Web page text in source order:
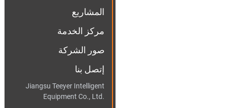
المشاريع
مركز الخدمة
صور الشركة
إتصل بنا
Jiangsu Teeyer Intelligent
Equipment Co., Ltd.